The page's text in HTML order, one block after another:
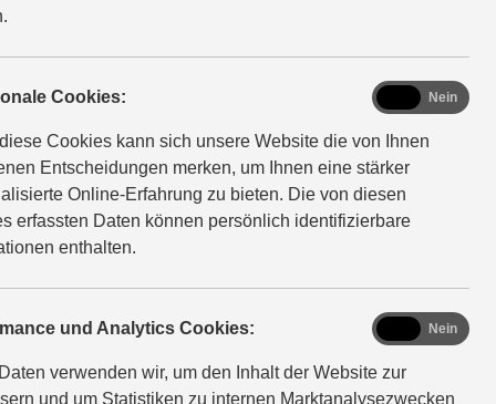
Cookies:
Cookies kann sich unsere Website die von Ihnen
Entscheidungen merken, um Ihnen eine stärker
Online-Erfahrung zu bieten. Die von diesen
erfassten Daten können persönlich identifizierbare
enthalten.
functional
Nein
und Analytics Cookies:
verwenden wir, um den Inhalt der Website zur
und um Statistiken zu internen Marktanalysezwecken
analyticsNein